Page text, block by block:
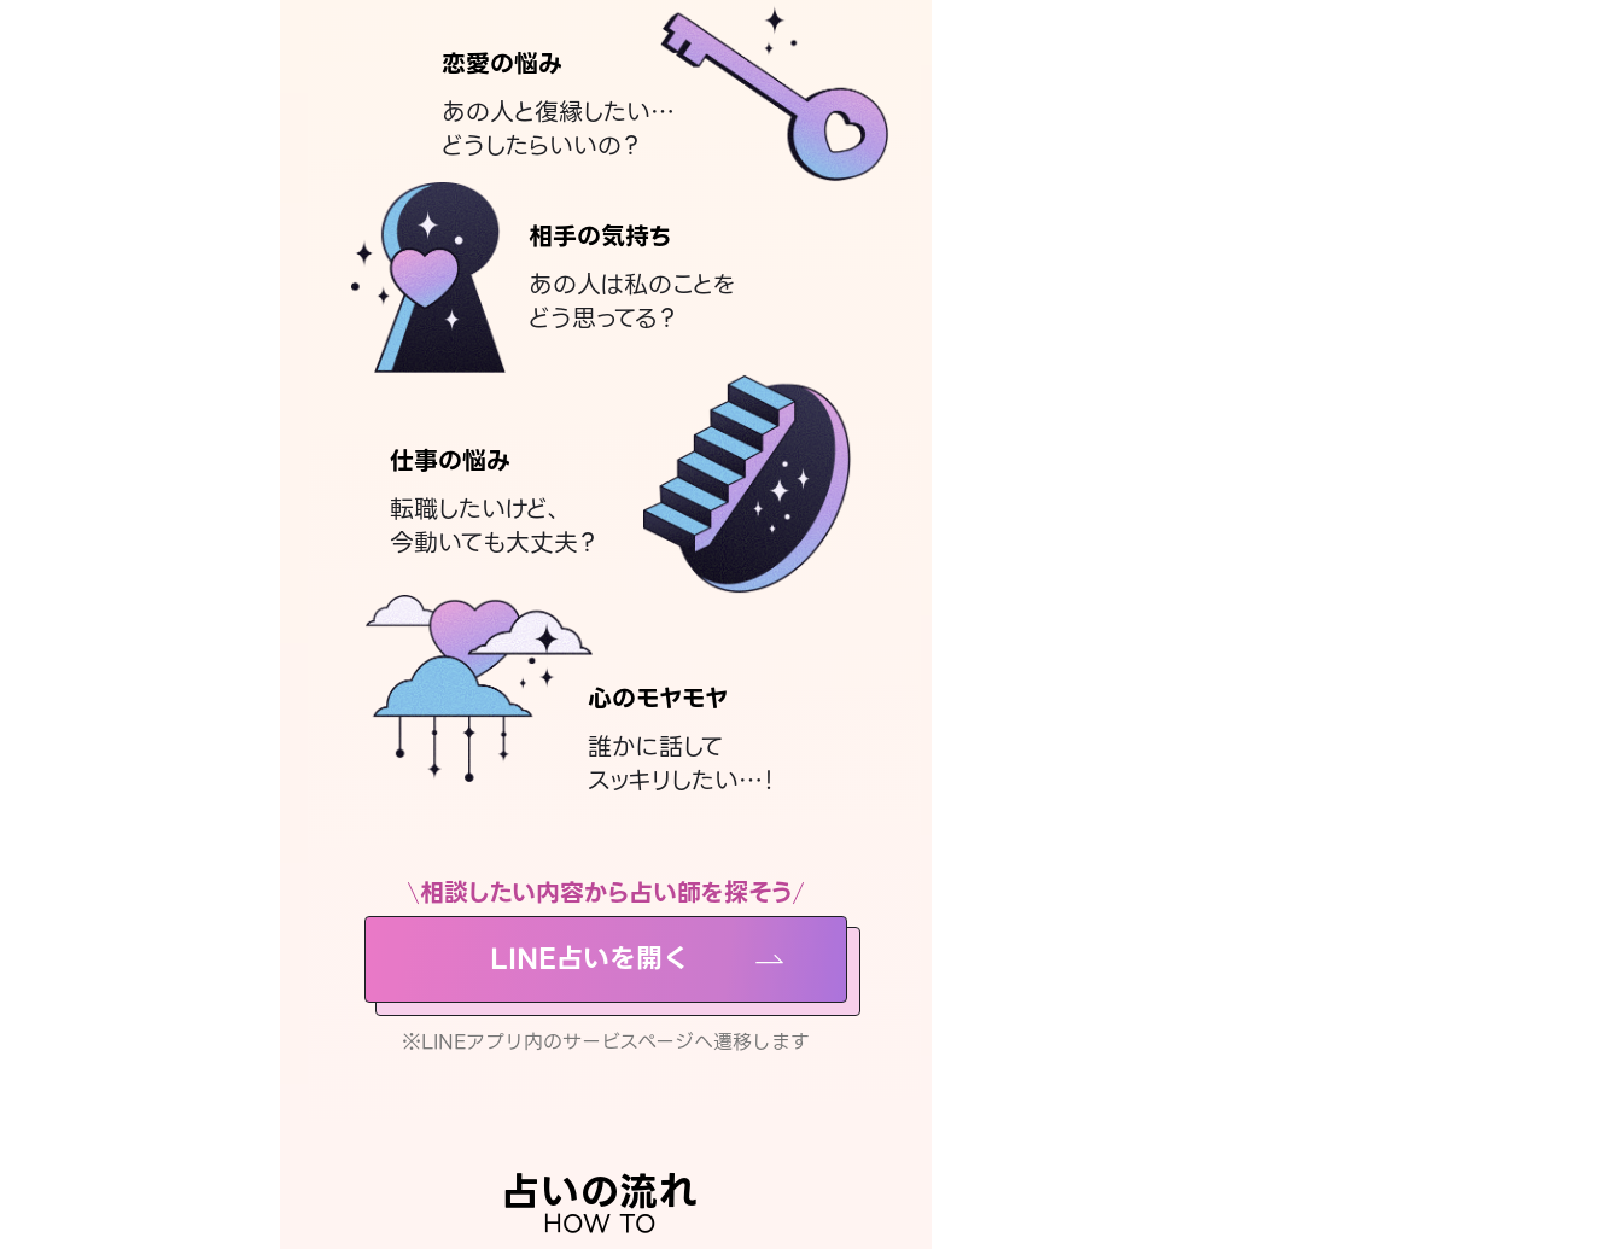
恋愛の悩み
あの人と復縁したい…
どうしたらいいの？
相手の気持ち
あの人は私のことを
どう思ってる？
仕事の悩み
転職したいけど、
今動いても大丈夫？
心のモヤモヤ
誰かに話して
スッキリしたい…！
相談したい内容から占い師を探そう
LINE占いを開く
※LINEアプリ内のサービスページへ遷移します
占いの流れ
HOW TO